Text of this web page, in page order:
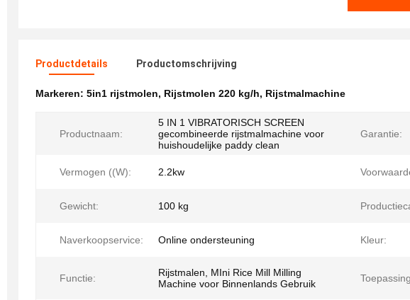
Productdetails Productomschrijving
Markeren: 5in1 rijstmolen, Rijstmolen 220 kg/h, Rijstmalmachine
Productnaam:
5 IN 1 VIBRATORISCH SCREEN
gecombineerde rijstmalmachine voor
huishoudelijke paddy clean
Garantie:
Vermogen ((W): 2.2kw
Gewicht: 100 kg
Naverkoopservice: Online ondersteuning Kleur:
Functie:
Rijstmalen, MIni Rice Mill Milling
Machine voor Binnenlands Gebruik